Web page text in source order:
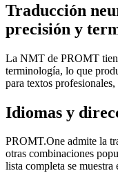
Traducción
precisión y
La NMT de PROMT
terminología, lo que
para textos
Idiomas y
PROMT.One admite la
otras combinaciones
lista completa se